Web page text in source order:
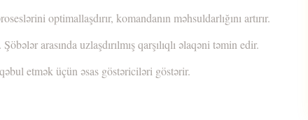
optimallaşdırır, komandanın məhsuldarlığını artırır.
arasında uzlaşdırılmış qarşılıqlı əlaqəni təmin edir.
etmək üçün əsas göstəriciləri göstərir.